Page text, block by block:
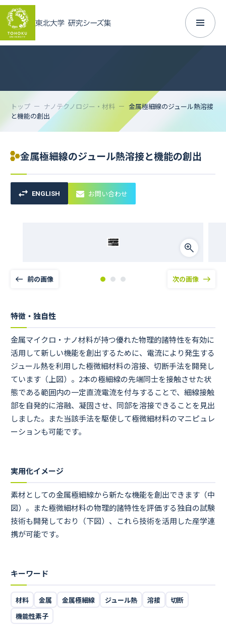
トップ ナノテクノロジー・材料
金属極細線のジュール熱溶接
と機能の創出
金属極細線のジュール熱溶接と機能の創出
ENGLISH お問い合わせ
前の画像 次の画像
特徴・独自性
金属マイクロ・ナノ材料が持つ優れた物理的諸特性を有効に
活用して新しい機能を創出するために、電流により発生する
ジュール熱を利用した極微細材料の溶接、切断手法を開発し
ています（上図）。2本の極細線の先端同士を接触させた状
態である範囲内の一定直流電流を付与することで、細線接触
部を自発的に溶融、凝固させ、同部を溶接できることを見出
しました。また当該手法を駆使して極微細材料のマニピュレ
ーションも可能です。
実用化イメージ
素材としての金属極細線から新たな機能を創出できます（中
図）。また極微細材料の物理的諸特性を評価する独自の試験
技術も開発しており（下図）、これら技術を活用した産学連
携が可能です。
キーワード
材料 金属 金属極細線 ジュール熱 溶接
切断
機能性素子